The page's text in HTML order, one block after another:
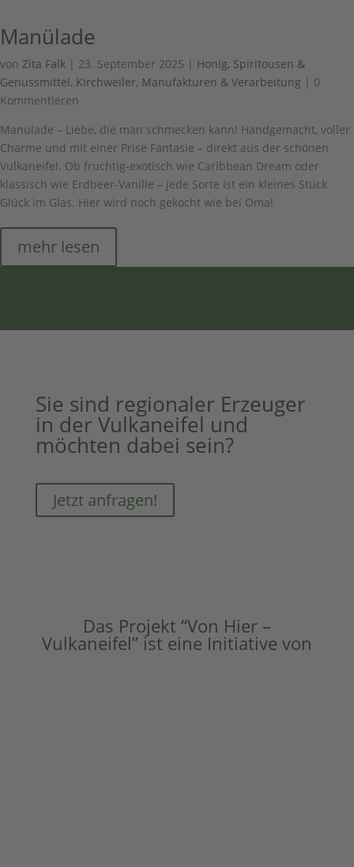
Manülade
von Zita Falk | 23. September 2025 | Honig, Spiritousen &
Genussmittel, Kirchweiler, Manufakturen & Verarbeitung | 0
Kommentieren
Manülade – Liebe, die man schmecken kann! Handgemacht, voller
Charme und mit einer Prise Fantasie – direkt aus der schönen
Vulkaneifel. Ob fruchtig-exotisch wie Caribbean Dream oder
klassisch wie Erdbeer-Vanille – jede Sorte ist ein kleines Stück
Glück im Glas. Hier wird noch gekocht wie bei Oma!
mehr lesen
Sie sind regionaler Erzeuger
in der Vulkaneifel und
möchten dabei sein?
Jetzt anfragen!
Das Projekt “Von Hier –
Vulkaneifel” ist eine Initiative von